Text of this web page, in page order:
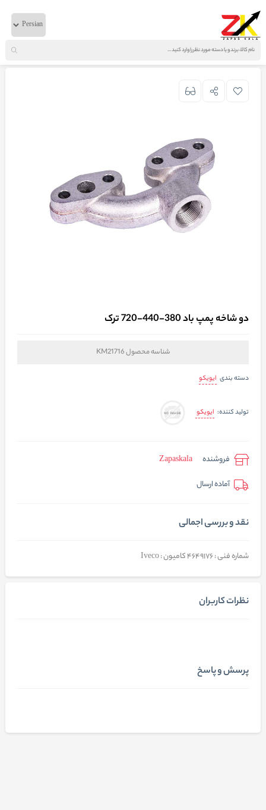
خانه لوازم موتوری ایویکو
دو شاخه پمپ باد 380-440-720 ترک
شناسه محصولKM21716
دسته بندی ایویکو
تولید کننده: ایویکو
فروشنده
Zapaskala
آماده ارسال
نقد و بررسی اجمالی
شماره فنی : 4649176 کامیون : Iveco
نظرات کاربران
پرسش و پاسخ